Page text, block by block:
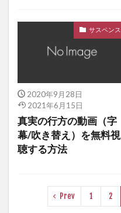
サスペンス
2020年9月28日
2021年6月15日
真実の行方の動画（字
幕/吹き替え）を無料視
聴する方法
Prev 1 2